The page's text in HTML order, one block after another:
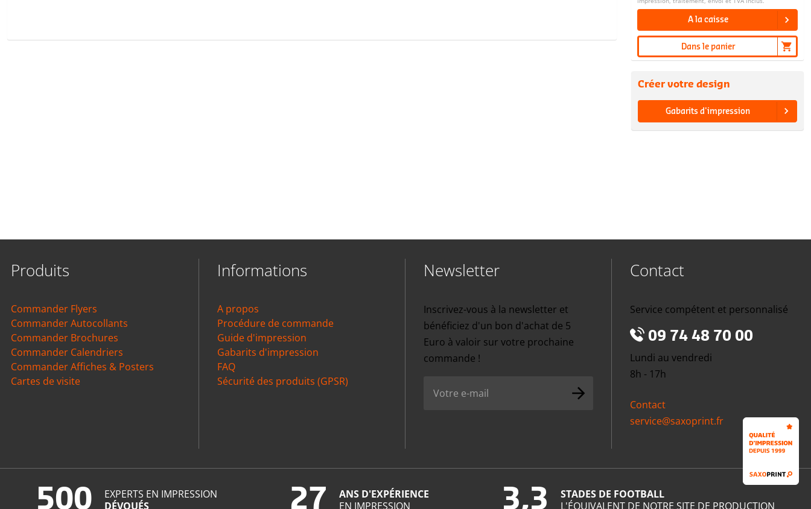
A la caisse
Dans le panier
Créer votre design
Gabarits d'impression
Produits
Commander Flyers
Commander Autocollants
Commander Brochures
Commander Calendriers
Commander Affiches & Posters
Cartes de visite
Informations
A propos
Procédure de commande
Guide d'impression
Gabarits d'impression
FAQ
Sécurité des produits (GPSR)
Newsletter
Inscrivez-vous à la newsletter et
bénéficiez d'un bon d'achat de 5
Euro à valoir sur votre prochaine
commande !
Contact
Service compétent et personnalisé
09 74 48 70 00
Lundi au vendredi
8h - 17h
Contact
service@saxoprint.fr
500
EXPERTS EN IMPRESSION
DÉVOUÉS
27
ANS D'EXPÉRIENCE
EN IMPRESSION
3,3
STADES DE FOOTBALL
L'ÉQUIVALENT DE NOTRE SITE DE PRODUCTION